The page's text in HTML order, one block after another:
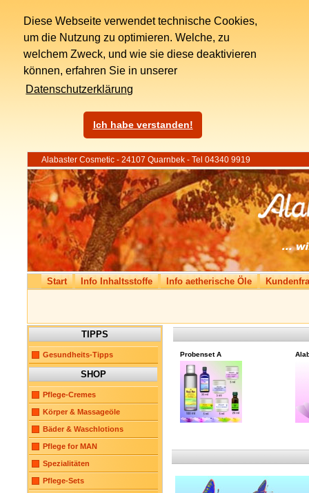
Diese Webseite verwendet technische Cookies,
um die Nutzung zu optimieren. Welche, zu
welchem Zweck, und wie sie diese deaktivieren
können, erfahren Sie in unserer
Datenschutzerklärung
Ich habe verstanden!
Alabaster Cosmetic - 24107 Quarnbek - Tel 04340 9919
Start Info Inhaltsstoffe Info aetherische Öle
TIPPS
Gesundheits-Tipps
SHOP
Pflege-Cremes
Körper & Massageöle
Bäder & Waschlotions
Pflege for MAN
Spezialitäten
Pflege-Sets
Probenset A